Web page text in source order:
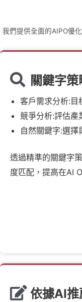
我們提供全面的AIPO優
關鍵字
客戶需求分析:目
競爭分析:評估產
自然關鍵字:選
透過精準的關鍵字
度匹配，提高在AI
依據AI